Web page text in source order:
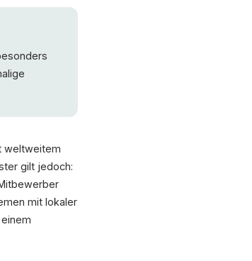
weltweitem
gilt jedoch:
mit lokaler